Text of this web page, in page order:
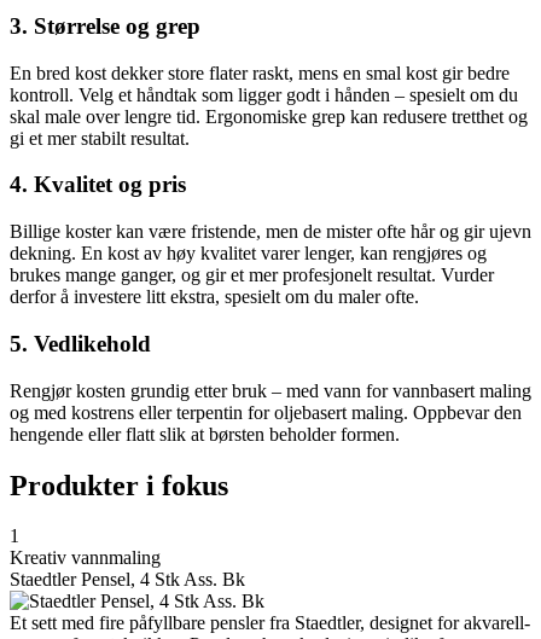
3. Størrelse og grep
En bred kost dekker store flater raskt, mens en smal kost gir bedre
kontroll. Velg et håndtak som ligger godt i hånden – spesielt om du
skal male over lengre tid. Ergonomiske grep kan redusere tretthet og
gi et mer stabilt resultat.
4. Kvalitet og pris
Billige koster kan være fristende, men de mister ofte hår og gir ujevn
dekning. En kost av høy kvalitet varer lenger, kan rengjøres og
brukes mange ganger, og gir et mer profesjonelt resultat. Vurder
derfor å investere litt ekstra, spesielt om du maler ofte.
5. Vedlikehold
Rengjør kosten grundig etter bruk – med vann for vannbasert maling
og med kostrens eller terpentin for oljebasert maling. Oppbevar den
hengende eller flatt slik at børsten beholder formen.
Produkter i fokus
1
Kreativ vannmaling
Staedtler Pensel, 4 Stk Ass. Bk
Et sett med fire påfyllbare pensler fra Staedtler, designet for akvarell-